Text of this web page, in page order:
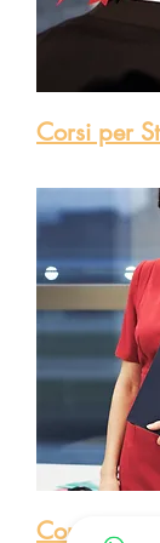
Corsi per
Corsi per